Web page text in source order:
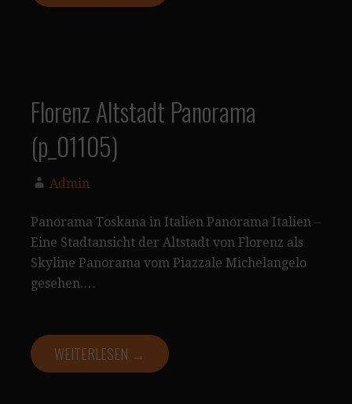
Florenz Altstadt Panorama
(p_01105)
Admin
Panorama Toskana in Italien Panorama Italien –
Eine Stadtansicht der Altstadt von Florenz als
Skyline Panorama vom Piazzale Michelangelo
gesehen.…
WEITERLESEN →